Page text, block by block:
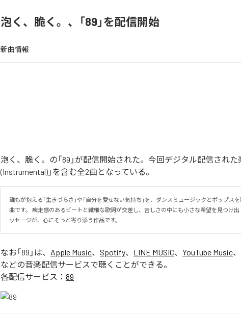
泡く、脆く。、「89」を配信開始
新曲情報
泡く、脆く。の「89」が配信開始された。今回デジタル配信された楽
(Instrumental)」を含む全2曲となっている。
誰もが抱える「生きづらさ」や「自分を愛せない気持ち」を、ダンスミュージックとポップス
曲です。 疾走感のあるビートと繊細な歌詞が交差し、苦しさの中にも小さな希望を見つけ出
ッセージが、心にそっと寄り添う作品です。
なお「89 」は、 Apple Music、 Spotify、 LINE MUSIC、 YouTube Music、
などの音楽配信サービスで聴くことができる。
各配信サービス： 89